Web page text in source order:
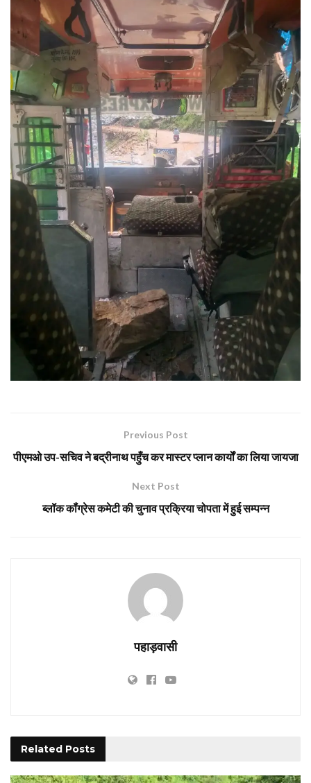
Previous Post
पीएमओ उप-सचिव ने बद्रीनाथ पहुँच कर मास्टर प्लान कार्यों का लिया जायजा
Next Post
ब्लॉक कॉंग्रेस कमेटी की चुनाव प्रक्रिया चोपता में हुई सम्पन्न
पहाड़वासी
Related Posts